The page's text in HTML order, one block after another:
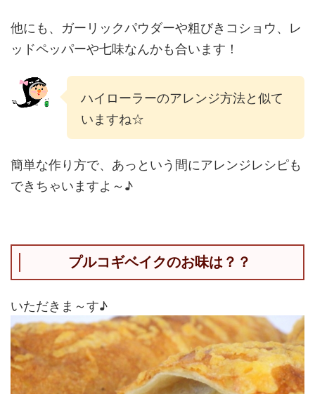
他にも、ガーリックパウダーや粗びきコショウ、レ
ッドペッパーや七味なんかも合います！
ハイローラーのアレンジ方法と似て
いますね☆
簡単な作り方で、あっという間にアレンジレシピも
できちゃいますよ～♪
プルコギベイクのお味は？？
いただきま～す♪